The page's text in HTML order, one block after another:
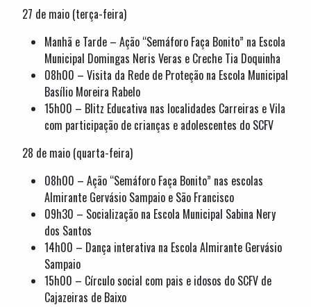
27 de maio (terça-feira)
Manhã e Tarde – Ação “Semáforo Faça Bonito” na Escola
Municipal Domingas Neris Veras e Creche Tia Doquinha
08h00 – Visita da Rede de Proteção na Escola Municipal
Basílio Moreira Rabelo
15h00 – Blitz Educativa nas localidades Carreiras e Vila
com participação de crianças e adolescentes do SCFV
28 de maio (quarta-feira)
08h00 – Ação “Semáforo Faça Bonito” nas escolas
Almirante Gervásio Sampaio e São Francisco
09h30 – Socialização na Escola Municipal Sabina Nery
dos Santos
14h00 – Dança interativa na Escola Almirante Gervásio
Sampaio
15h00 – Círculo social com pais e idosos do SCFV de
Cajazeiras de Baixo